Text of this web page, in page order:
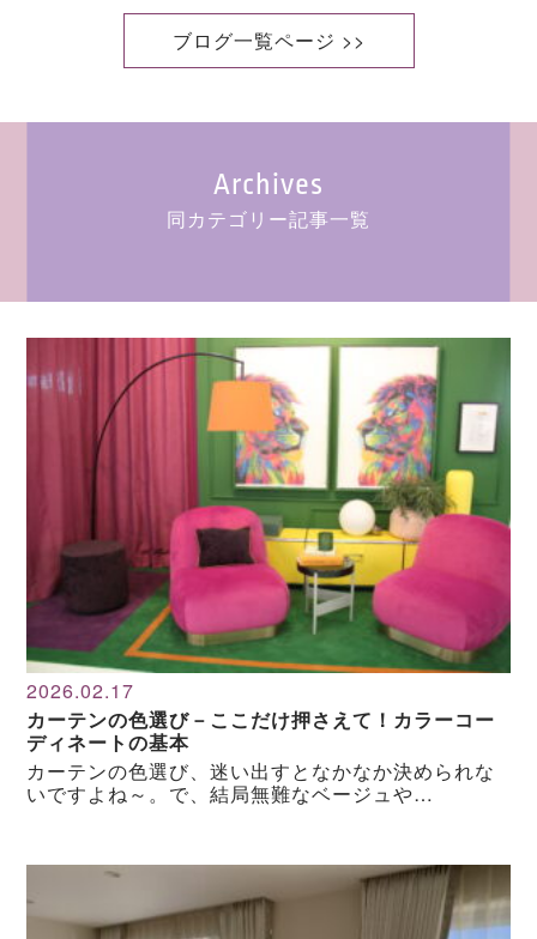
ブログ一覧ページ >>
Archives
同カテゴリー記事一覧
2026.02.17
カーテンの色選び－ここだけ押さえて！カラーコー
ディネートの基本
カーテンの色選び、迷い出すとなかなか決められな
いですよね～。で、結局無難なベージュや…